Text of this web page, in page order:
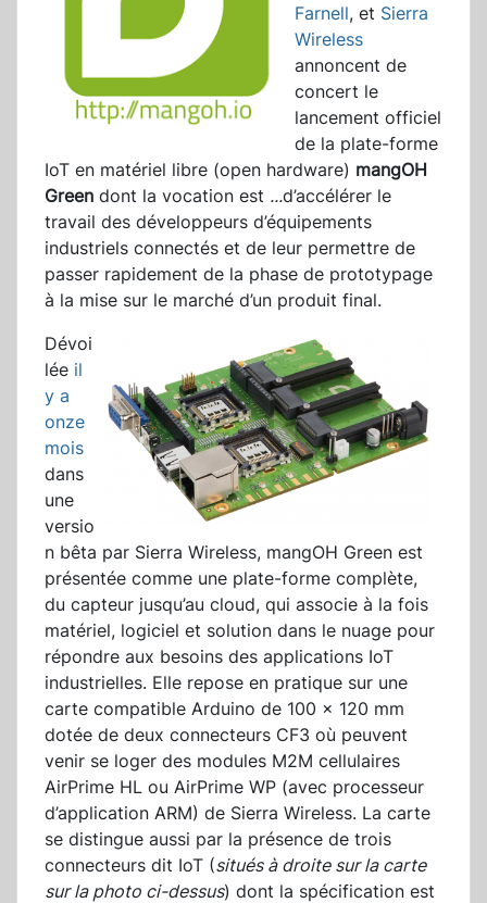
Farnell, et Sierra
Wireless
annoncent de
concert le
lancement officiel
de la plate-forme
IoT en matériel libre (open hardware) mangOH
Green dont la vocation est ...d’accélérer le
travail des développeurs d’équipements
industriels connectés et de leur permettre de
passer rapidement de la phase de prototypage
à la mise sur le marché d’un produit final.
Dévoi
lée il
y a
onze
mois
dans
une
versio
n bêta par Sierra Wireless, mangOH Green est
présentée comme une plate-forme complète,
du capteur jusqu’au cloud, qui associe à la fois
matériel, logiciel et solution dans le nuage pour
répondre aux besoins des applications IoT
industrielles. Elle repose en pratique sur une
carte compatible Arduino de 100 x 120 mm
dotée de deux connecteurs CF3 où peuvent
venir se loger des modules M2M cellulaires
AirPrime HL ou AirPrime WP (avec processeur
d’application ARM) de Sierra Wireless. La carte
se distingue aussi par la présence de trois
connecteurs dit IoT (situés à droite sur la carte
sur la photo ci-dessus) dont la spécification est